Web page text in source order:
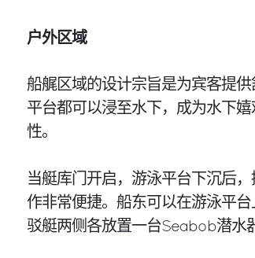
户外区域
船艉区域的设计宗旨是为宾客提
平台都可以浸至水下，成为水下
性。
当艇库门开启，游泳平台下沉后
作非常便捷。船东可以在游泳平
驳艇两侧各放置一台Seabob潜水